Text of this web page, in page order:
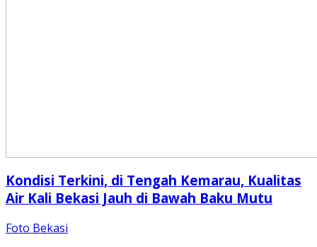
Kondisi Terkini, di Tengah Kemarau, Kualitas
Air Kali Bekasi Jauh di Bawah Baku Mutu
Foto Bekasi